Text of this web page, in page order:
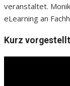
veranstaltet.
eLearning an
Kurz